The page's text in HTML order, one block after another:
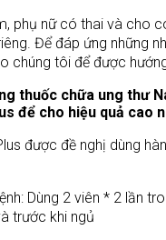
phụ nữ có thai và cho
Để đáp ứng những
chúng tôi để được
thuốc chữa ung thư
để cho hiệu quả cao
được đề nghị dùng
Dùng 2 viên * 2 lần
trước khi ngủ